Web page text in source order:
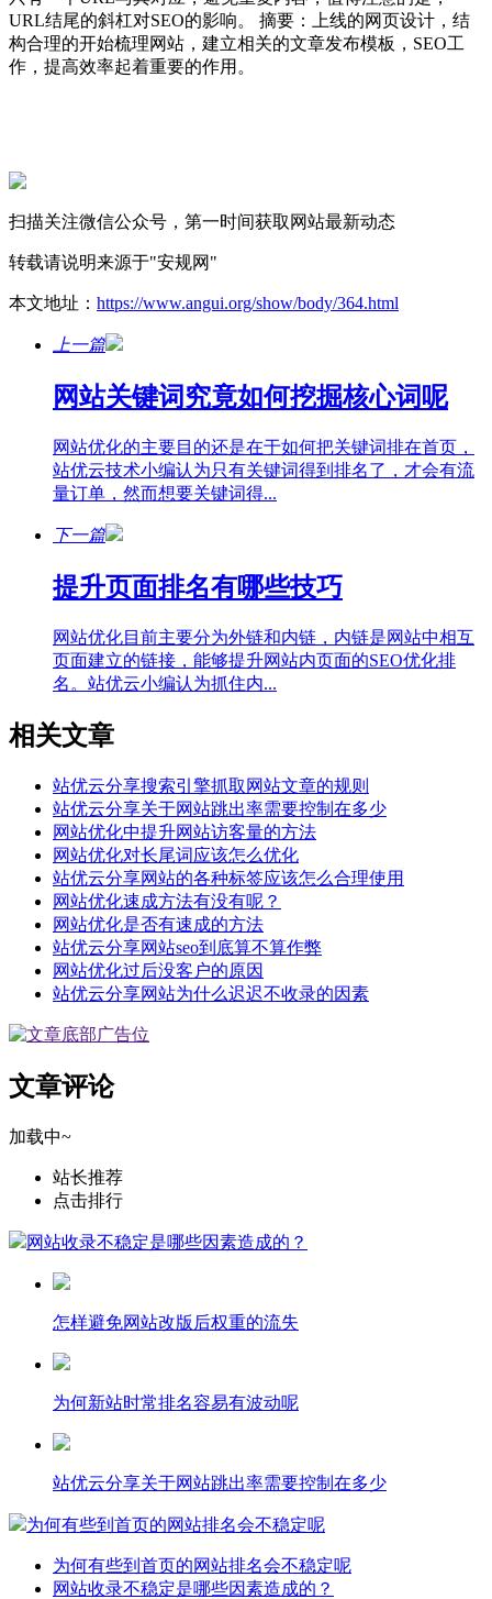
URL结尾的斜杠对SEO的影响。 摘要：上线的网页设计，结
构合理的开始梳理网站，建立相关的文章发布模板，SEO工
作，提高效率起着重要的作用。
扫描关注微信公众号，第一时间获取网站最新动态
转载请说明来源于"安规网"
本文地址： https://www.angui.org/show/body/364.html
上一篇
网站关键词究竟如何挖掘核心词呢
网站优化的主要目的还是在于如何把关键词排在首页，
站优云技术小编认为只有关键词得到排名了，才会有流
量订单，然而想要关键词得...
下一篇
提升页面排名有哪些技巧
网站优化目前主要分为外链和内链，内链是网站中相互
页面建立的链接，能够提升网站内页面的SEO优化排
名。站优云小编认为抓住内...
相关文章
站优云分享搜索引擎抓取网站文章的规则
站优云分享关于网站跳出率需要控制在多少
网站优化中提升网站访客量的方法
网站优化对长尾词应该怎么优化
站优云分享网站的各种标签应该怎么合理使用
网站优化速成方法有没有呢？
网站优化是否有速成的方法
站优云分享网站seo到底算不算作弊
网站优化过后没客户的原因
站优云分享网站为什么迟迟不收录的因素
文章评论
加载中~
站长推荐
点击排行
网站收录不稳定是哪些因素造成的？
怎样避免网站改版后权重的流失
为何新站时常排名容易有波动呢
站优云分享关于网站跳出率需要控制在多少
为何有些到首页的网站排名会不稳定呢
为何有些到首页的网站排名会不稳定呢
网站收录不稳定是哪些因素造成的？